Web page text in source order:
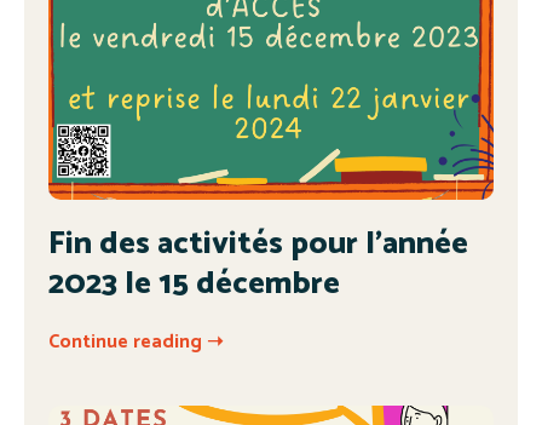
Fin des activités pour l’année
2023 le 15 décembre
Continue reading ➝